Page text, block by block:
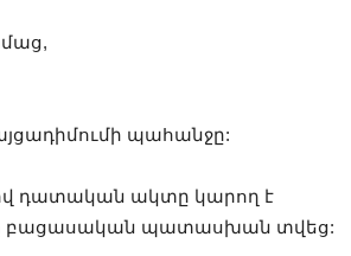
պահանջը:
դատական ակտը կարող է
բացասական պատասխան տվեց: